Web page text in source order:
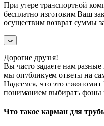
При утере транспортной
бесплатно изготовим Ваш
осуществим возврат суммы
Дорогие друзья!
Вы часто задаете нам
мы опубликуем ответы на
Надеемся, что это
пониманием выбирать фоны
Что такое карман для